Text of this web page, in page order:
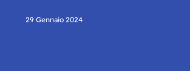
29 Gennaio 2024